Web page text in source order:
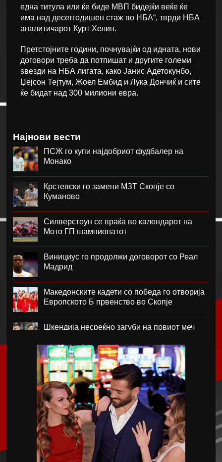
една титула или ќе биде МВП бидејќи веќе ќе
има над десетгодишен стаж во НБА“, тврди НБА
аналитичарот Курт Хелин.
Претстојните години, почнувајќи од идната, нови
договори треба да потпишат и другите големи
ѕвезди на НБА лигата, како Јанис Адетокунбо,
Џејсон Тејтум, Жоел Ембид и Лука Дончиќ и сите
ќе бидат над 300 милиони евра.
Најнови вести
ПСЖ го купи најдобриот фудбалер на
Монако
Крстевски го замени МЗТ Скопје со
Куманово
Силверстоун се враќа во календарот на
Мото ГП шампионатот
Винициус го продолжи договорот со Реал
Мадрид
Македонските кадети со победа го отворија
Европското Б првенство во Скопје
Шкендија несреќно загуби на првиот меч
Реал го официјализира рекордниот
трансфер на Диоманде
Томас Волкап преговара со Дубаи
Перишиќ дал согласност за враќање во
Интер